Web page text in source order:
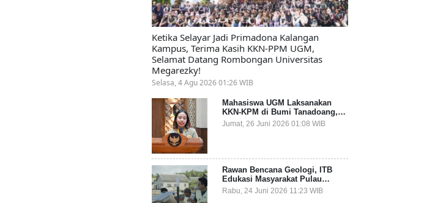
Ketika Selayar Jadi Primadona Kalangan
Kampus, Terima Kasih KKN-PPM UGM,
Selamat Datang Rombongan Universitas
Megarezky!
Selasa, 4 Agu 2026 01:26 WIB
Mahasiswa UGM Laksanakan
KKN-KPM di Bumi Tanadoang,
Diminta Dukung Gemerlap dan
Beri Solusi pada Persoalan
Jumat, 26 Juni 2026 01:08 WIB
Rawan Bencana Geologi, ITB
Edukasi Masyarakat Pulau
Terluar Kepulauan Selayar
Terkait Mitigasi Berbasis
Rabu, 24 Juni 2026 11:23 WIB